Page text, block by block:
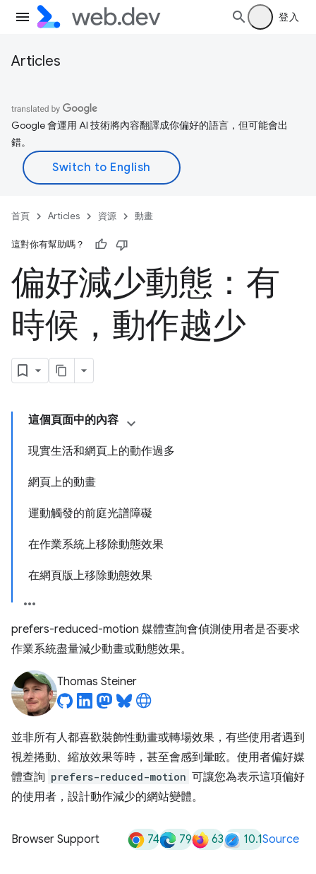
登入
Articles
Google 會運用 AI 技術將內容翻譯成你偏好的語言，但可能會出
錯。
首頁 Articles 資源 動畫
這對你有幫助嗎？
偏好減少動態：有
時候，動作越少
這個頁面中的內容
現實生活和網頁上的動作過多
網頁上的動畫
運動觸發的前庭光譜障礙
在作業系統上移除動態效果
在網頁版上移除動態效果
prefers-reduced-motion 媒體查詢會偵測使用者是否要求
作業系統盡量減少動畫或動態效果。
Thomas Steiner
並非所有人都喜歡裝飾性動畫或轉場效果，有些使用者遇到
視差捲動、縮放效果等時，甚至會感到暈眩。使用者偏好媒
體查詢 prefers-reduced-motion 可讓您為表示這項偏好
的使用者，設計動作減少的網站變體。
Browser Support 74 79 63 10.1Source